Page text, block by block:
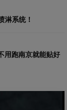
淋系统！
用跑南京就能贴好